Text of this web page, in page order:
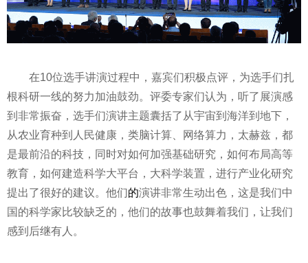
在10位选手讲演过程中，嘉宾们积极点评，为选手们扎
根科研一线的努力加油鼓劲。评委专家们认为，听了展演感
到非常振奋，选手们演讲主题囊括了从宇宙到海洋到地下，
从农业育种到人民健康，类脑计算、网络算力，太赫兹，都
是最前沿的科技，同时对如何加强基础研究，如何布局高等
教育，如何建造科学大平台，大科学装置，进行产业化研究
提出了很好的建议。他们的演讲非常生动出色，这是我们中
国的科学家比较缺乏的，他们的故事也鼓舞着我们，让我们
感到后继有人。